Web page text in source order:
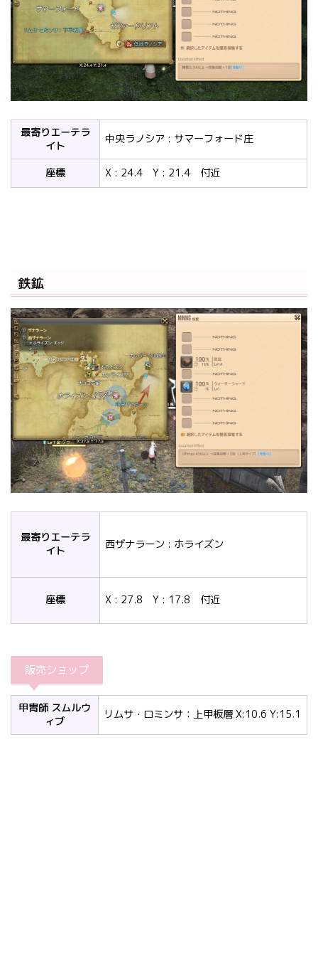
最寄りエーテラ
イト
中央ラノシア : サマーフォード庄
座標 X : 24.4 Y : 21.4 付近
鉄鉱
最寄りエーテラ
イト
西ザナラーン : ホライズン
座標 X : 27.8 Y : 17.8 付近
販売ショップ
甲冑師 スムルウ
ィブ
リムサ・ロミンサ：上甲板層 X:10.6 Y:15.1